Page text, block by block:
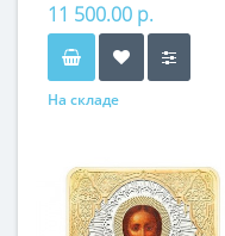
11 500.00 р.
На складе